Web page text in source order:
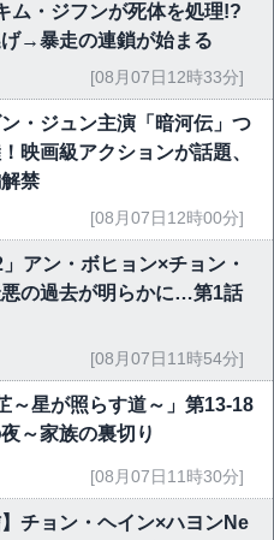
ム・ジフンが死体を処理!?
→暴走の連鎖が始まる
[08月07日12時33分]
・ジュン主演「暗河伝」つ
映画級アクションが話題、
禁
[08月07日12時00分]
」アン・ボヒョン×チョン・
の過去が明らかに…第1話
[08月07日11時54分]
～星が照らす道～」第13-18
～家族の裏切り
[08月07日11時30分]
】チョン・ヘイン×ハヨンNe